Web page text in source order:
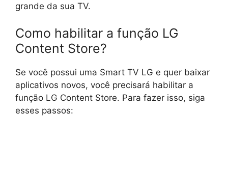
grande da sua TV.
Como habilitar a função LG
Content Store?
Se você possui uma Smart TV LG e quer baixar
aplicativos novos, você precisará habilitar a
função LG Content Store. Para fazer isso, siga
esses passos: